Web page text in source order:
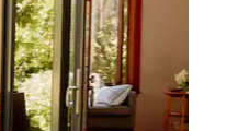
ose duke lëvizur ekranin.